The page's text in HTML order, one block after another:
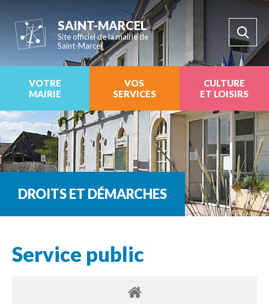
SAINT-MARCEL
Site officiel de la mairie de
Saint-Marcel
VOTRE
MAIRIE
VOS
SERVICES
CULTURE
ET LOISIRS
DROITS ET DÉMARCHES
Service public